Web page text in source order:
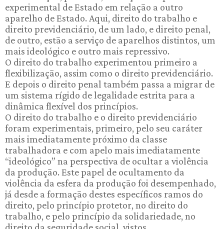
experimental de Estado em relação a outro
aparelho de Estado. Aqui, direito do trabalho e
direito previdenciário, de um lado, e direito penal,
de outro, estão a serviço de aparelhos distintos, um
mais ideológico e outro mais repressivo.
O direito do trabalho experimentou primeiro a
flexibilização, assim como o direito previdenciário.
E depois o direito penal também passa a migrar de
um sistema rígido de legalidade estrita para a
dinâmica flexível dos princípios.
O direito do trabalho e o direito previdenciário
foram experimentais, primeiro, pelo seu caráter
mais imediatamente próximo da classe
trabalhadora e com apelo mais imediatamente
“ideológico” na perspectiva de ocultar a violência
da produção. Este papel de ocultamento da
violência da esfera da produção foi desempenhado,
já desde a formação destes específicos ramos do
direito, pelo princípio protetor, no direito do
trabalho, e pelo princípio da solidariedade, no